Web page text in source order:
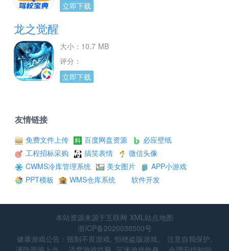
立即下载
龙之觉醒
大小：10.7 MB
评分：
立即下载
友情链接
免费文件上传 百度网盘资源
必应壁纸
工程招标采购
搞笑表情
微信头像
CWMS冷库管理系统
美女图片
APP小游戏
PPT模板
WMS仓库系统 软件开发
本站资源来源于互联网 XML站点地图
浙ICP备2020038500号
健康游戏公告：抵制不良游戏, 拒绝盗版游戏。 注意自我保护,